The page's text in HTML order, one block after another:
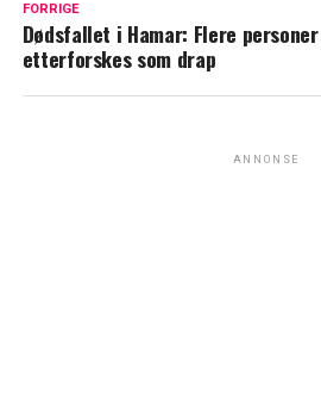
FORRIGE
Dødsfallet i Hamar: Flere
etterforskes som drap
ANNONSE